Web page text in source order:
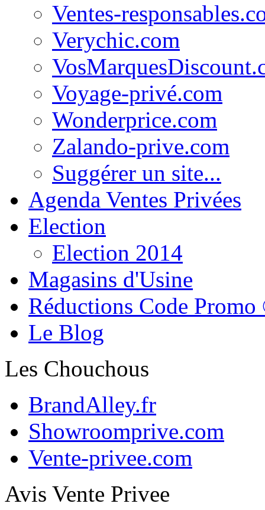
Ventes-
Verychic.com
Voyage-privé.com
Wonderprice.com
Zalando-prive.com
Suggérer un site...
Agenda Ventes Privées
Election
Election 2014
Magasins d'Usine
Réductions Code
Le Blog
Les Chouchous
BrandAlley.fr
Showroomprive.com
Vente-privee.com
Avis Vente Privee